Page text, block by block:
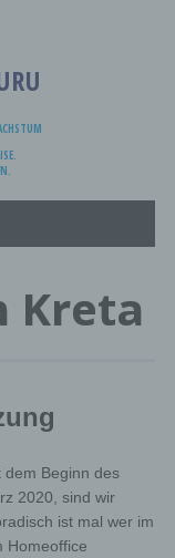
Kreta
dem Beginn des
2020, sind wir
ist mal wer im
Homeoffice